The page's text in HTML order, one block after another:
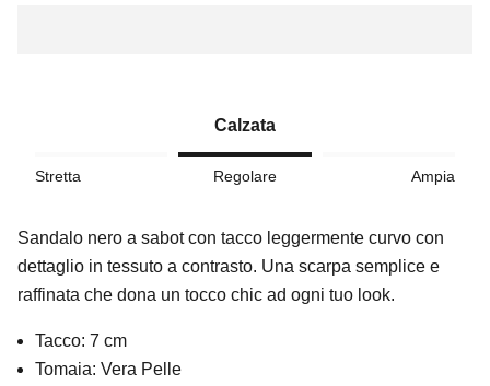
Calzata
Stretta Regolare Ampia
Sandalo nero a sabot con tacco leggermente curvo con
dettaglio in tessuto a contrasto. Una scarpa semplice e
raffinata che dona un tocco chic ad ogni tuo look.
Tacco: 7 cm
Tomaia: Vera Pelle